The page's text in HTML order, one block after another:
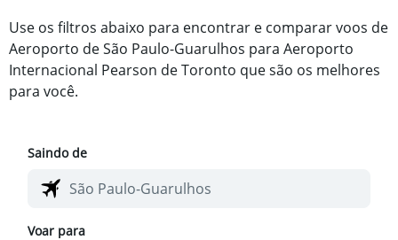
Use os filtros abaixo para encontrar e comparar voos de
Aeroporto de São Paulo-Guarulhos para Aeroporto
Internacional Pearson de Toronto que são os melhores
para você.
Saindo de
Voar para